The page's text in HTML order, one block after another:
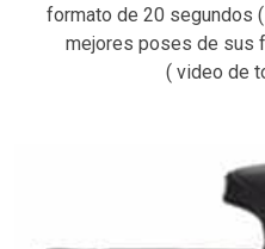
formato de 20 segundos
mejores poses de sus
( video de